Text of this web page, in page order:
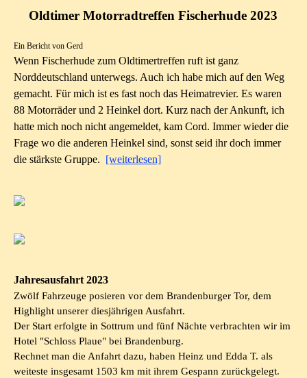
Oldtimer Motorradtreffen Fischerhude 2023
Ein Bericht von Gerd
Wenn Fischerhude zum Oldtimertreffen ruft ist ganz
Norddeutschland unterwegs. Auch ich habe mich auf den Weg
gemacht. Für mich ist es fast noch das Heimatrevier. Es waren
88 Motorräder und 2 Heinkel dort. Kurz nach der Ankunft, ich
hatte mich noch nicht angemeldet, kam Cord. Immer wieder die
Frage wo die anderen Heinkel sind, sonst seid ihr doch immer
die stärkste Gruppe. [weiterlesen]
Jahresausfahrt 2023
Zwölf Fahrzeuge posieren vor dem Brandenburger Tor, dem
Highlight unserer diesjährigen Ausfahrt.
Der Start erfolgte in Sottrum und fünf Nächte verbrachten wir im
Hotel "Schloss Plaue" bei Brandenburg.
Rechnet man die Anfahrt dazu, haben Heinz und Edda T. als
weiteste insgesamt 1503 km mit ihrem Gespann zurückgelegt.